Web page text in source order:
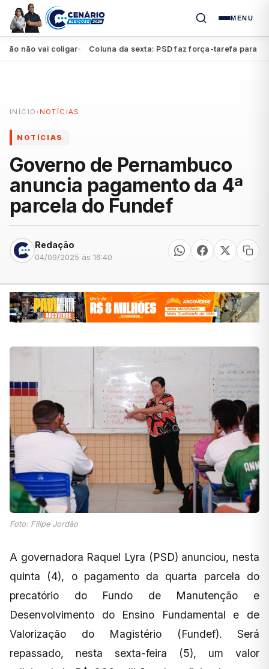
MENU
vai coligar● Coluna da sexta: PSD faz força-tarefa para
INÍCIO › NOTÍCIAS
NOTÍCIAS
Governo de Pernambuco
anuncia pagamento da 4ª
parcela do Fundef
Redação
04/09/2025 às 16:40
Foto: Filipe Jordão
A governadora Raquel Lyra (PSD) anunciou, nesta
quinta (4), o pagamento da quarta parcela do
precatório do Fundo de Manutenção e
Desenvolvimento do Ensino Fundamental e de
Valorização do Magistério (Fundef). Será
repassado, nesta sexta-feira (5), um valor